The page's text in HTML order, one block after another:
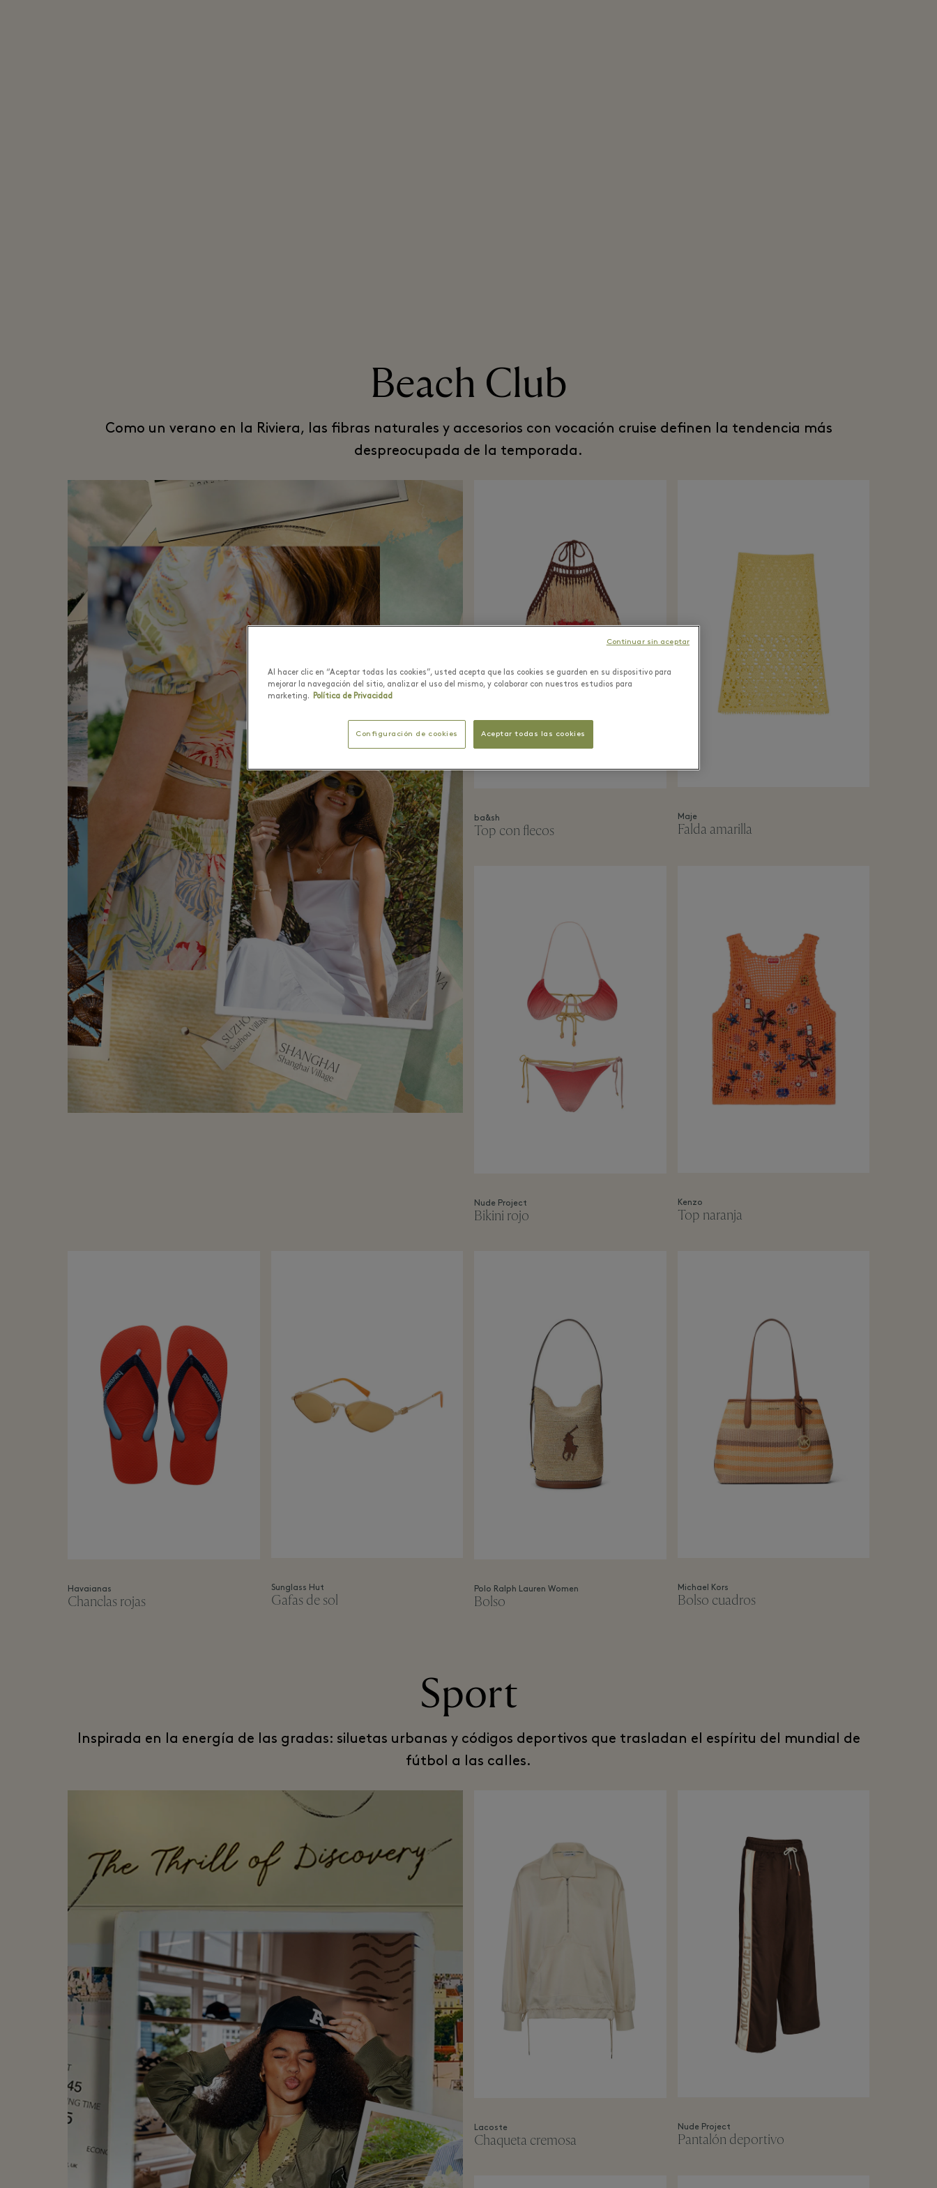
Beach Club
Como un verano en la Riviera, las fibras naturales y accesorios con vocación cruise definen la tendencia más
despreocupada de la temporada.​
ba&sh
Top con flecos
Maje
Falda amarilla
Nude Project
Bikini rojo
Kenzo
Top naranja
Havaianas
Chanclas rojas
Sunglass Hut
Gafas de sol
Polo Ralph Lauren Women
Bolso
Michael Kors
Bolso cuadros
Sport
Inspirada en la energía de las gradas: siluetas urbanas y códigos deportivos que trasladan el espíritu del mundial de
fútbol a las calles.​
Lacoste
Chaqueta cremosa
Nude Project
Pantalón deportivo
Al hacer clic en “Aceptar todas las cookies”, usted acepta que las cookies se guarden en su dispositivo para
mejorar la navegación del sitio, analizar el uso del mismo, y colaborar con nuestros estudios para
marketing.
Política de Privacidad
Configuración de cookies Aceptar todas las cookies
Continuar sin aceptar